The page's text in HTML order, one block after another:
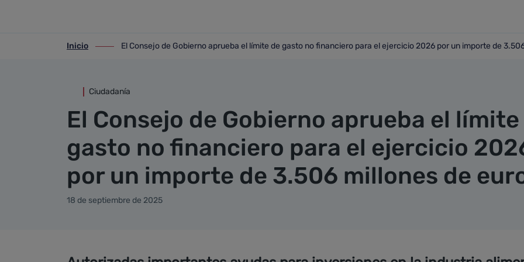
ir-a inicio
Inicio
ir-a El Consejo de Gobierno aprueba el límite de gasto no financiero para el ejercicio 2026 por un
El Consejo de Gobierno aprueba el límite de gasto no financiero para el ejercicio 2026 por un importe de
Ciudadanía
El Consejo de Gobierno aprueba el límite
gasto no financiero para el ejercicio
por un importe de 3.506 millones de
18 de septiembre de 2025